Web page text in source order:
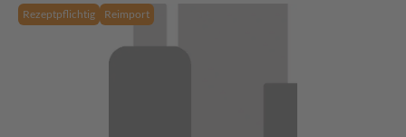
Rezeptpflichtig Reimport